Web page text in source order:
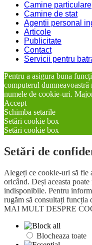
Camine particulare
Camine de stat
Agentii personal
Articole
Publicitate
Contact
Servicii pentru
Pentru a asigura buna
computerul
numele de cookie-uri.
Accept
Schimba setarile
Setări cookie box
Setări cookie box
Setări de
Alegeți ce cookie-uri să fie
oricând. Deși aceasta
indisponibile. Pentru
rugăm să consultați
MAI MULT DESPRE
Blocheaza toate